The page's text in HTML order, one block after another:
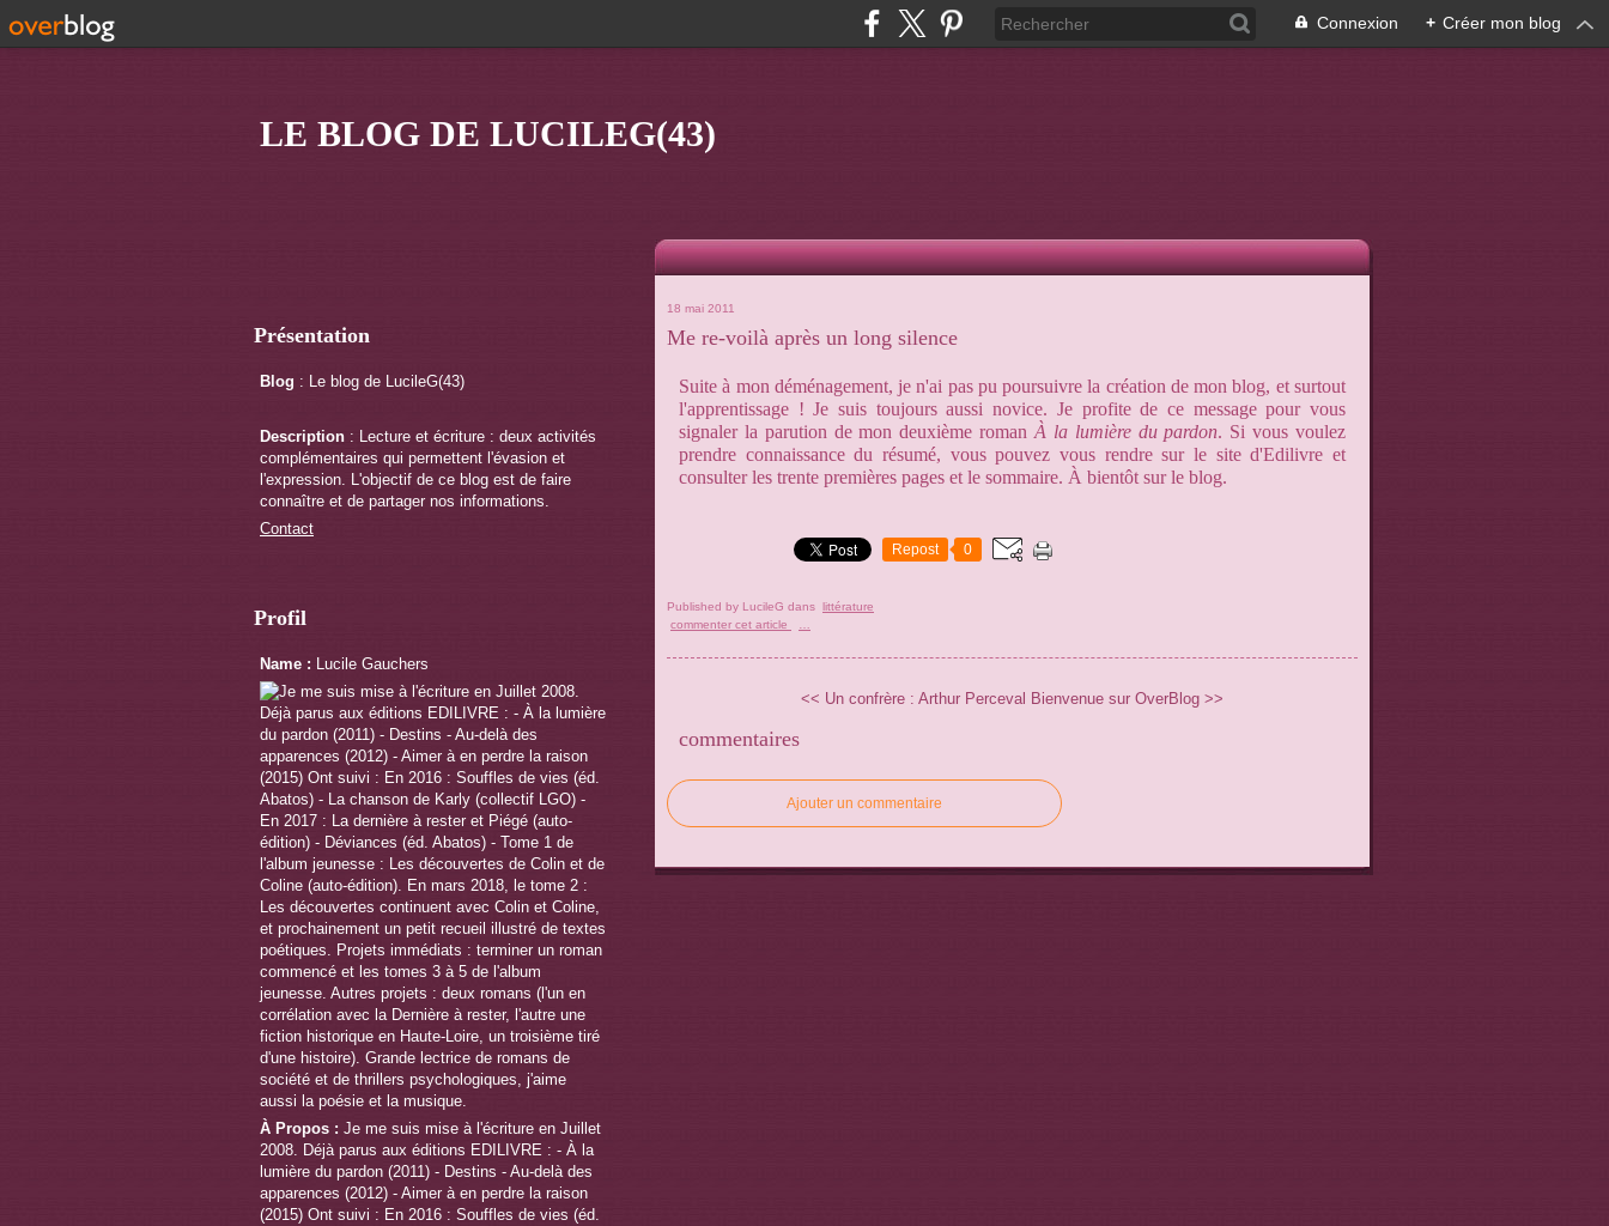
Connexion + Créer mon blog
LE BLOG DE LUCILEG(43)
Présentation
Blog : Le blog de LucileG(43)
Description : Lecture et écriture : deux activités
complémentaires qui permettent l'évasion et
l'expression. L'objectif de ce blog est de faire
connaître et de partager nos informations.
Contact
Profil
Name : Lucile Gauchers
À Propos : Je me suis mise à l'écriture en Juillet
2008. Déjà parus aux éditions EDILIVRE : - À la
lumière du pardon (2011) - Destins - Au-delà des
apparences (2012) - Aimer à en perdre la raison
(2015) Ont suivi : En 2016 : Souffles de vies (éd.
18 mai 2011
Me re-voilà après un long silence
Suite à mon déménagement, je n'ai pas pu poursuivre la création de mon blog, et surtout
l'apprentissage ! Je suis toujours aussi novice. Je profite de ce message pour vous
signaler la parution de mon deuxième roman À la lumière du pardon. Si vous voulez
prendre connaissance du résumé, vous pouvez vous rendre sur le site d'Edilivre et
consulter les trente premières pages et le sommaire. À bientôt sur le blog.
Repost 0
Published by LucileG dans littérature
commenter cet article
<< Un confrère : Arthur Perceval Bienvenue sur OverBlog >>
commentaires
Ajouter un commentaire